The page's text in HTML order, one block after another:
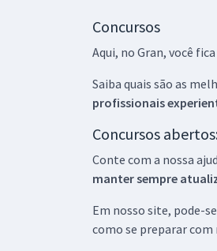
Concursos
Aqui, no Gran, você
Saiba quais são as
profissionais
Concursos
Conte com a nossa
manter sempre
Em nosso site, pode-
como se preparar